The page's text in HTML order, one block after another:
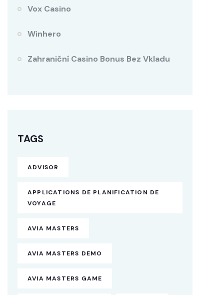
Vox Casino
Winhero
Zahraniční Casino Bonus Bez Vkladu
TAGS
ADVISOR
APPLICATIONS DE PLANIFICATION DE
VOYAGE
AVIA MASTERS
AVIA MASTERS DEMO
AVIA MASTERS GAME